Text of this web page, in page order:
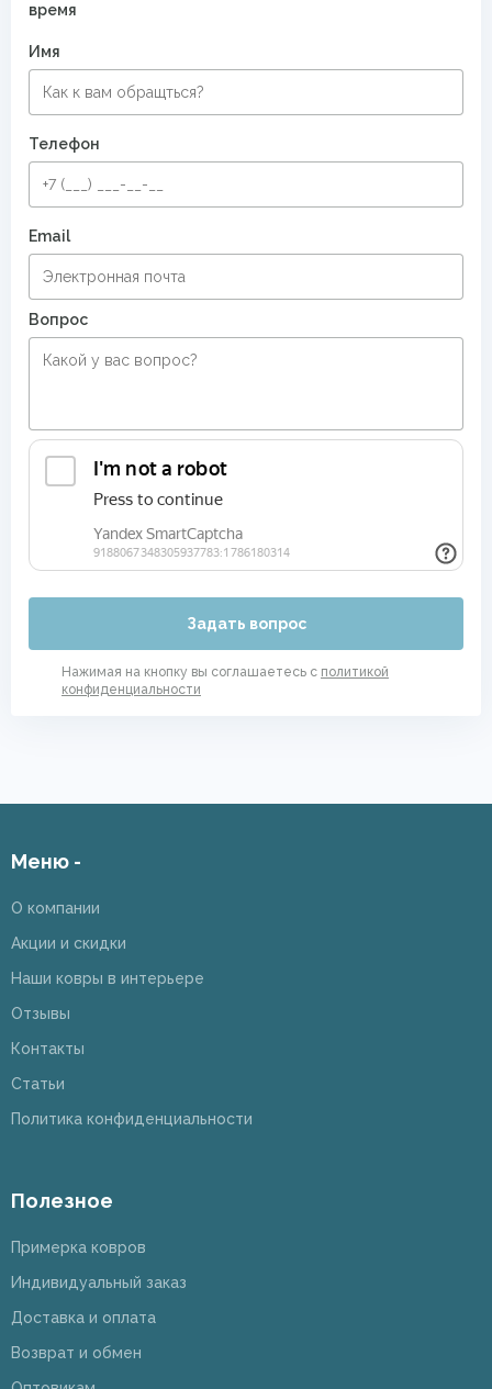
время
Имя
Телефон
Email
Вопрос
Задать вопрос
Нажимая на кнопку вы соглашаетесь с политикой
конфиденциальности
Меню -
О компании
Акции и скидки
Наши ковры в интерьере
Отзывы
Контакты
Статьи
Политика конфиденциальности
Полезное
Примерка ковров
Индивидуальный заказ
Доставка и оплата
Возврат и обмен